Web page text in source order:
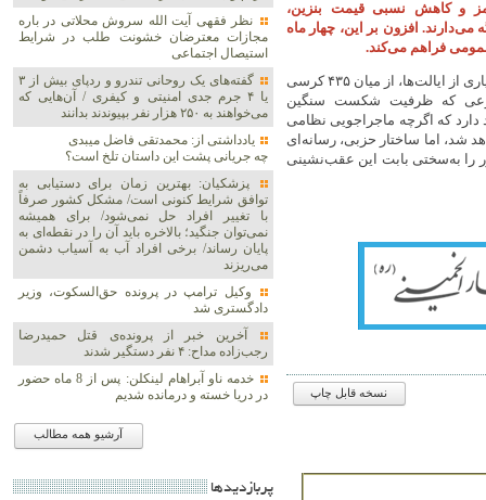
و کاهش نسبی قیمت بنزین،
می‌دارند. افزون بر این، چهار ماه
فراهم می‌کند.
از منظر ساختاری نیز، به دلیل مهندسی جناحی حوزه‌های انتخاباتی در بسیاری از ایالت‌ها، از میان ۴۳۵ کرسی
هستند؛ موضوعی که ظرفیت شکست سنگین
که اگرچه ماجراجویی نظامی
شد، اما ساختار حزبی، رسانه‌ای
را به‌سختی بابت این عقب‌نشینی
نسخه قابل چاپ
نظر فقهی آیت الله سروش محلاتی در باره
مجازات معترضان خشونت طلب در شرایط
استیصال اجتماعی
گفته‌های یک روحانی تندرو و ردپای بیش از ۳
یا ۴ جرم جدی امنیتی و کیفری / آن‌هایی که
می‌خواهند به ۲۵۰ هزار نفر بپیوندند بدانند
یادداشتی از: محمدتقی فاضل میبدی
چه جریانی پشت این داستان تلخ است؟
پزشکیان‌: بهترین زمان برای دستیابی به
توافق شرایط کنونی است/ مشکل کشور صرفاً
با تغییر افراد حل نمی‌شود/ برای همیشه
نمی‌توان جنگید؛ بالاخره باید آن را در نقطه‌ای به
پایان رساند/ برخی افراد آب به آسیاب دشمن
می‌ریزند
وکیل ترامپ در پرونده حق‌السکوت، وزیر
دادگستری شد
آخرین خبر از پرونده‌ی قتل حمیدرضا
رجب‌زاده مداح: ۴ نفر دستگیر شدند
خدمه ناو آبراهام لینکلن: پس از 8 ماه حضور
در دریا خسته و درمانده‌ شدیم
آرشیو همه مطالب
پربازديدها